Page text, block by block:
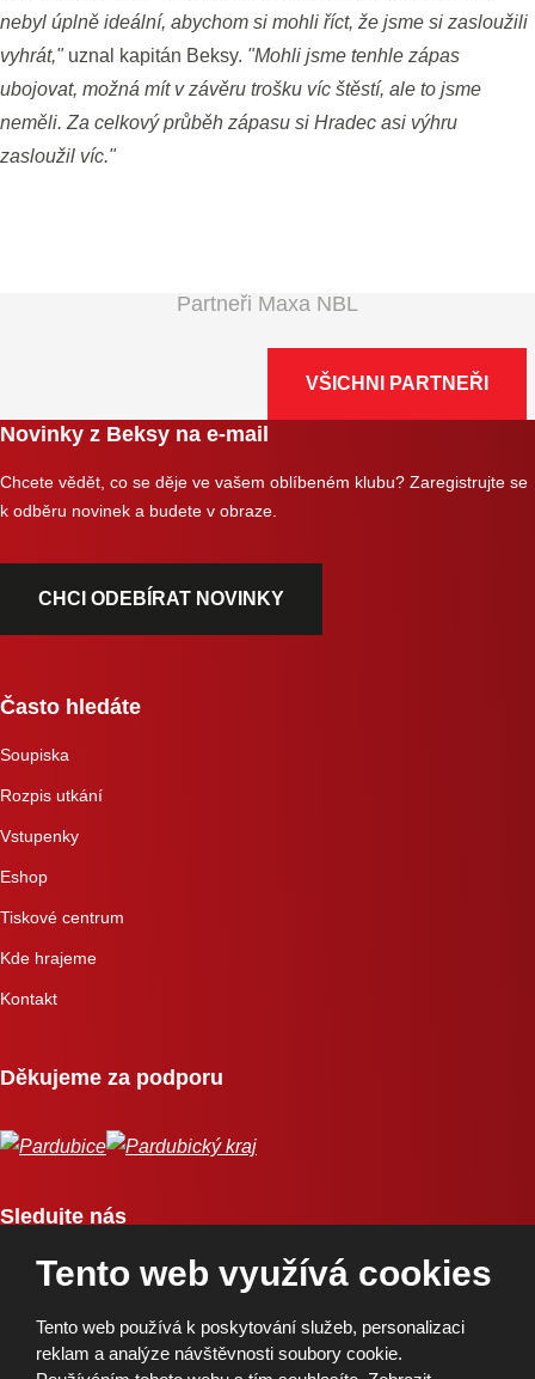
nebyl úplně ideální, abychom si mohli říct, že jsme si zasloužili
vyhrát,"uznal kapitán Beksy. "Mohli jsme tenhle zápas
ubojovat, možná mít v závěru trošku víc štěstí, ale to jsme
neměli. Za celkový průběh zápasu si Hradec asi výhru
zasloužil víc."
Partneři Maxa NBL
VŠICHNI PARTNEŘI
Novinky z Beksy na e-mail
Chcete vědět, co se děje ve vašem oblíbeném klubu? Zaregistrujte se
k odběru novinek a budete v obraze.
CHCI ODEBÍRAT NOVINKY
Často hledáte
Soupiska
Rozpis utkání
Vstupenky
Eshop
Tiskové centrum
Kde hrajeme
Kontakt
Děkujeme za podporu
Sledujte nás
Tento web využívá cookies
Tento web používá k poskytování služeb, personalizaci
reklam a analýze návštěvnosti soubory cookie.